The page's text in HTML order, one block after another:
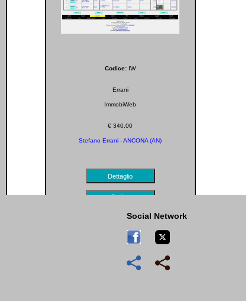
Codice: IW
Errani
ImmobiWeb
€ 340,00
Stefano Errani - ANCONA (AN)
Dettaglio
Ordina
Social Network